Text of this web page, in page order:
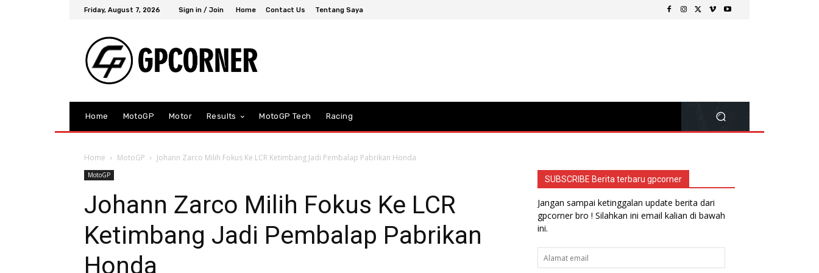
Friday, August 7, 2026 Sign in / Join Home Contact Us Tentang Saya
Home MotoGP Motor Results MotoGP Tech Racing
Home MotoGP Johann Zarco Milih Fokus Ke LCR Ketimbang Jadi Pembalap Pabrikan Honda
MotoGP
Johann Zarco Milih Fokus Ke LCR
Ketimbang Jadi Pembalap Pabrikan
Honda
SUBSCRIBE Berita terbaru gpcorner
Jangan sampai ketinggalan update berita dari
gpcorner bro ! Silahkan ini email kalian di bawah
ini.
Alamat
email